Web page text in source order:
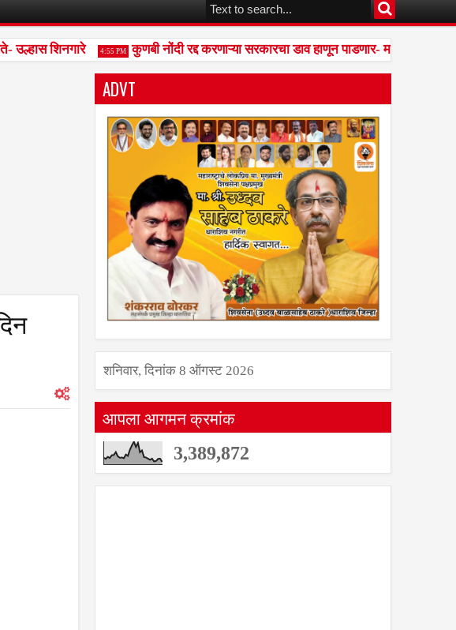
शिनगारे 4:55 PM कुणबी नोंदी रद्द करणाऱ्या सरकारचा डाव हाणून पाडणार- मनोज जरांगे पाटील
ADVT
शनिवार, दिनांक 8 ऑगस्ट 2026
आपला आगमन क्रमांक
3,389,872